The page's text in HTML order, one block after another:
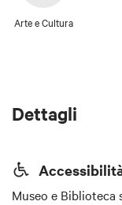
Arte e Cultura
Dettagli
Museo e Biblioteca